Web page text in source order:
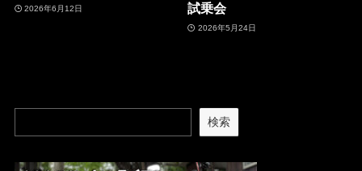
2026年6月12日
試乗会
2026年5月24日
検索